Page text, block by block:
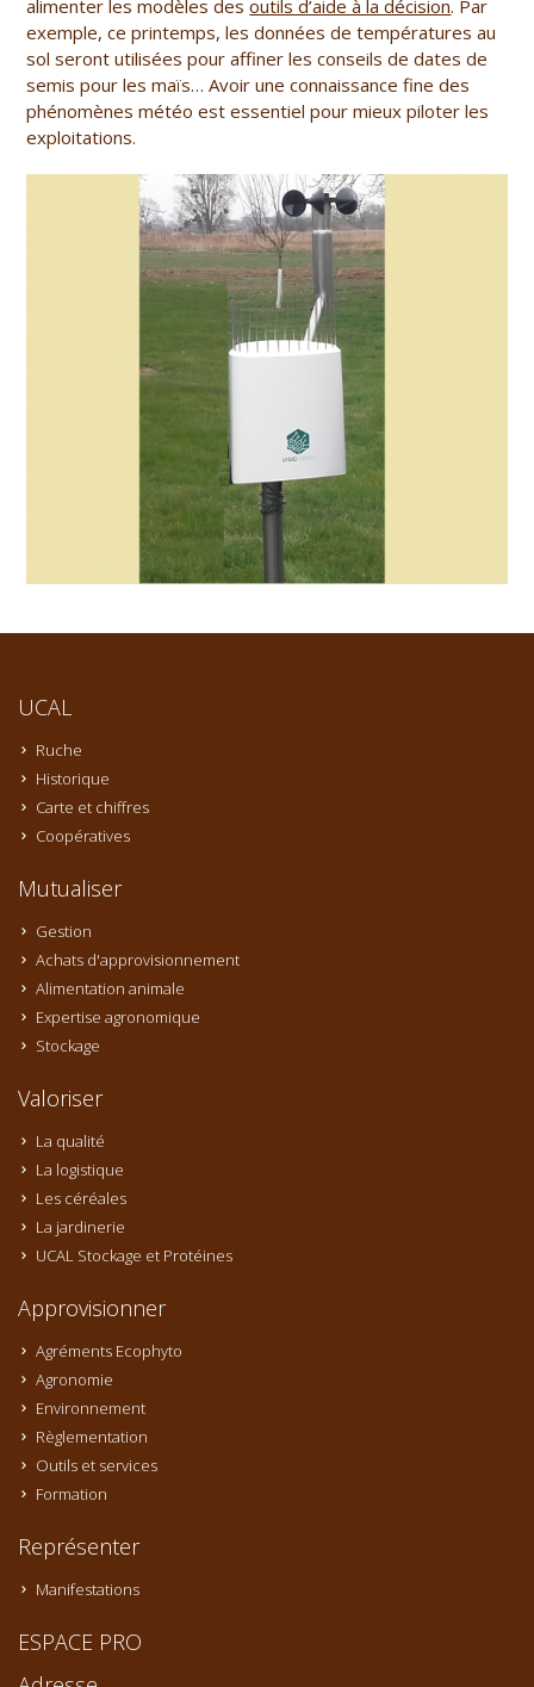
alimenter les modèles desoutils d’aide à la décision. Par
exemple, ce printemps, les données de températures au
sol seront utilisées pour affiner les conseils de dates de
semis pour les maïs… Avoir une connaissance fine des
phénomènes météo est essentiel pour mieux piloter les
exploitations.
UCAL
Ruche
Historique
Carte et chiffres
Coopératives
Mutualiser
Gestion
Achats d'approvisionnement
Alimentation animale
Expertise agronomique
Stockage
Valoriser
La qualité
La logistique
Les céréales
La jardinerie
UCAL Stockage et Protéines
Approvisionner
Agréments Ecophyto
Agronomie
Environnement
Règlementation
Outils et services
Formation
Représenter
Manifestations
ESPACE PRO